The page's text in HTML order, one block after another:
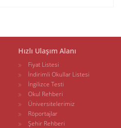
Hızlı Ulaşım Alanı
Fiyat Listesi
İndirimli Okullar Listesi
İngilizce Testi
Okul Rehberi
Üniversitelerimiz
Röportajlar
Şehir Rehberi